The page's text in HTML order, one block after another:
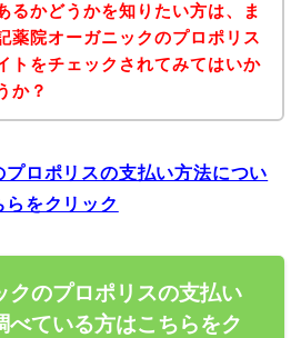
るかどうかを知りたい方は、ま
薬院オーガニックのプロポリス
トをチェックされてみてはいか
か？
ロポリスの支払い方法につい
をクリック
クのプロポリスの支払い
べている方はこちらをク